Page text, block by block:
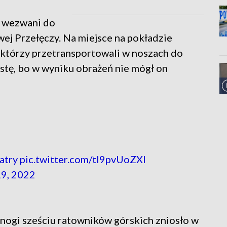
do
Przełęczy. Na miejsce na pokładzie
przetransportowali w noszach do
bo w wyniku obrażeń nie mógł on
pic.twitter.com/tI9pvUoZXl
2022
sześciu ratowników górskich zniosło w